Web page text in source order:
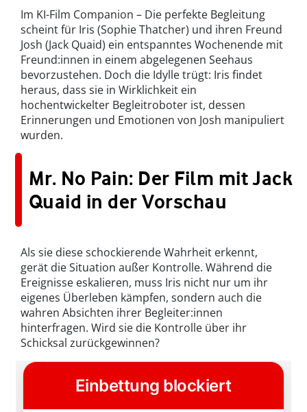
Im KI-Film Companion – Die perfekte Begleitung
scheint für Iris (Sophie Thatcher) und ihren Freund
Josh (Jack Quaid) ein entspanntes Wochenende mit
Freund:innen in einem abgelegenen Seehaus
bevorzustehen. Doch die Idylle trügt: Iris findet
heraus, dass sie in Wirklichkeit ein
hochentwickelter Begleitroboter ist, dessen
Erinnerungen und Emotionen von Josh manipuliert
wurden.
Mr. No Pain: Der Film mit Jack
Quaid in der Vorschau
Als sie diese schockierende Wahrheit erkennt,
gerät die Situation außer Kontrolle. Während die
Ereignisse eskalieren, muss Iris nicht nur um ihr
eigenes Überleben kämpfen, sondern auch die
wahren Absichten ihrer Begleiter:innen
hinterfragen. Wird sie die Kontrolle über ihr
Schicksal zurückgewinnen?